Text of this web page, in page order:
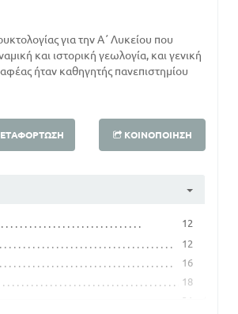
για την Α΄ Λυκείου που
και ιστορική γεωλογία, και γενική
ήταν καθηγητής πανεπιστημίου
ΚΟΙΝΟΠΟΊΗΣΗ
12
12
16
18
31